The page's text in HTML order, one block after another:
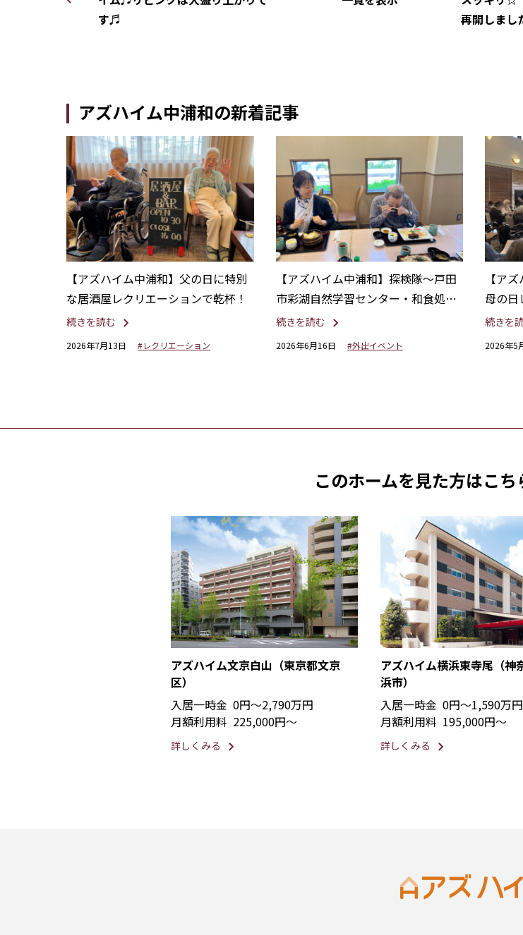
す♬
再開しま
アズハイム中浦和の新着記事
【アズハイム中浦和】父の日に特別
な居酒屋レクリエーションで乾杯！
続きを読む
2026年7月13日 #レクリエーション
【アズハイム中浦和】探検隊～戸田
市彩湖自然学習センター・和食処と
んでんでの昼食～
続きを読む
2026年6月16日 #外出イベント
【ア
母の日
続きを
2026年5
このホームを見た方はこ
アズハイム文京白山（東京都文京
区）
入居一時金 0円〜2,790万円
月額利用料 225,000円〜
詳しくみる
アズハイム横浜東寺尾（神
浜市）
入居一時金 0円〜1,590万円
月額利用料 195,000円〜
詳しくみる